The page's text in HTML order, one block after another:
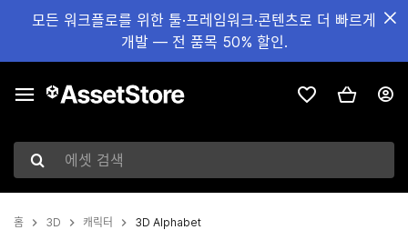
모든 워크플로를 위한 툴·프레임워크·콘텐츠로 더 빠르게
개발 — 전 품목 50% 할인.
에셋 검색
홈 3D 캐릭터 3D Alphabet